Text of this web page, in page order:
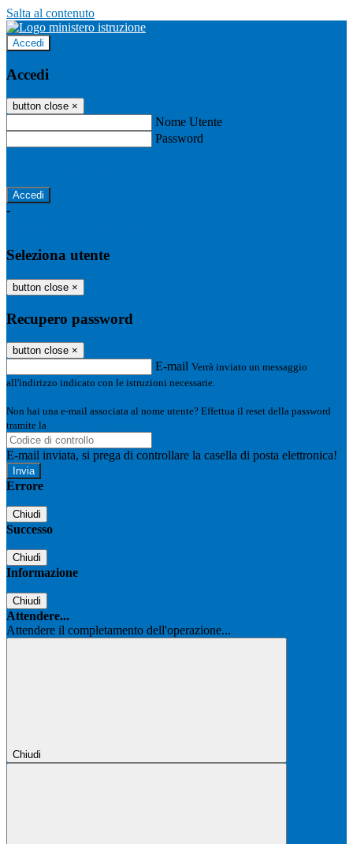
Salta al contenuto
Accedi
Accedi
button close ×
Nome Utente
Password
-
Seleziona utente
button close ×
Recupero password
button close ×
E-mail Verrà inviato un messaggio
all'indirizzo indicato con le istruzioni necessarie.
Non hai una e-mail associata al nome utente? Effettua il reset della password
tramite la
E-mail inviata, si prega di controllare la casella di posta elettronica!
Errore
Chiudi
Successo
Chiudi
Informazione
Chiudi
Attendere...
Attendere il completamento dell'operazione...
Chiudi